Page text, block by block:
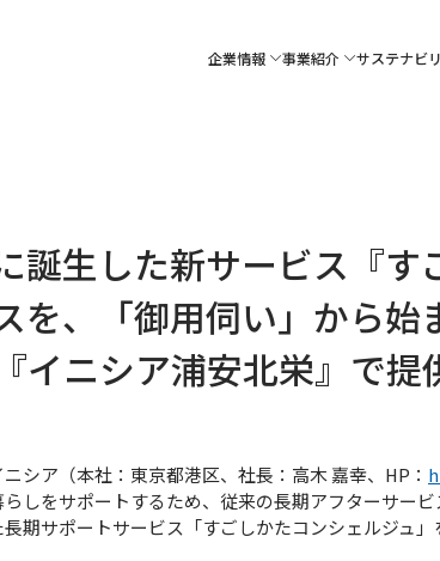
企業情報 事業紹介 サステナビ
誕生した新サービス『す
を、「御用伺い」から
イニシア浦安北栄』で提
シア（本社：東京都港区、社長：高木 嘉幸、HP：
しをサポートするため、従来の長期アフターサー
期サポートサービス「すごしかたコンシェルジュ」